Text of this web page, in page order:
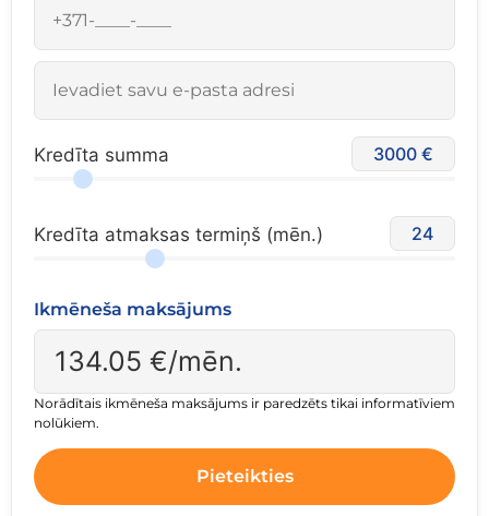
Kredīta summa 3000
Kredīta atmaksas termiņš (mēn.) 24
Ikmēneša maksājums
134.05 €/mēn.
Norādītais ikmēneša maksājums ir paredzēts tikai informatīviem
nolūkiem.
Pieteikties